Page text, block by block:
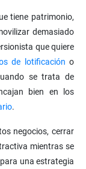
tiene patrimonio,
demasiado
que quiere
de lotificación o
se trata de
bien en los
.
negocios, cerrar
mientras se
una estrategia